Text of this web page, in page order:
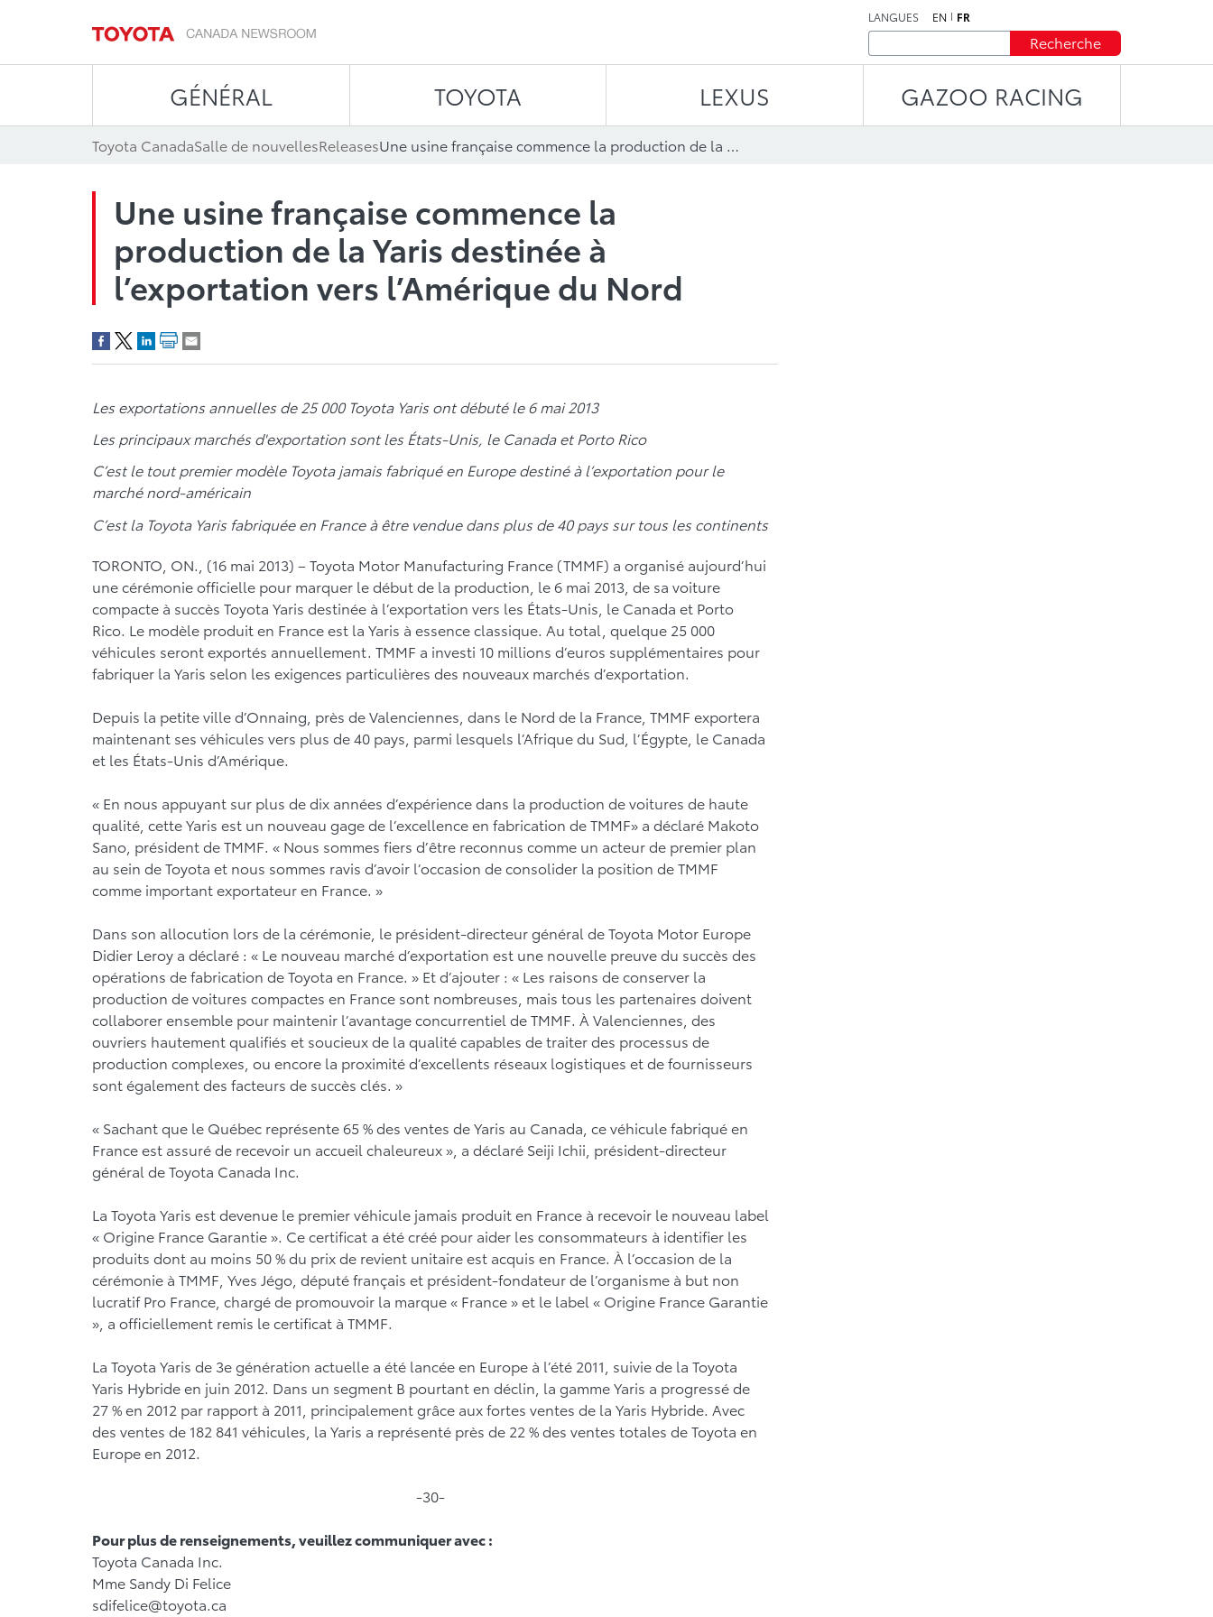
LANGUES EN FR
Recherche
GÉNÉRAL TOYOTA LEXUS GAZOO RACING
Toyota CanadaSalle de nouvellesReleases Une usine française commence la production de la Yaris destinée à l’exportation vers l’Amérique du Nord
Une usine française commence la
production de la Yaris destinée à
l’exportation vers l’Amérique du Nord
Les exportations annuelles de 25 000 Toyota Yaris ont débuté le 6 mai 2013
Les principaux marchés d'exportation sont les États-Unis, le Canada et Porto Rico
C’est le tout premier modèle Toyota jamais fabriqué en Europe destiné à l’exportation pour le
marché nord-américain
C’est la Toyota Yaris fabriquée en France à être vendue dans plus de 40 pays sur tous les continents
TORONTO, ON., (16 mai 2013) – Toyota Motor Manufacturing France (TMMF) a organisé aujourd’hui
une cérémonie officielle pour marquer le début de la production, le 6 mai 2013, de sa voiture
compacte à succès Toyota Yaris destinée à l’exportation vers les États-Unis, le Canada et Porto
Rico. Le modèle produit en France est la Yaris à essence classique. Au total, quelque 25 000
véhicules seront exportés annuellement. TMMF a investi 10 millions d’euros supplémentaires pour
fabriquer la Yaris selon les exigences particulières des nouveaux marchés d’exportation.
Depuis la petite ville d’Onnaing, près de Valenciennes, dans le Nord de la France, TMMF exportera
maintenant ses véhicules vers plus de 40 pays, parmi lesquels l’Afrique du Sud, l’Égypte, le Canada
et les États-Unis d’Amérique.
« En nous appuyant sur plus de dix années d’expérience dans la production de voitures de haute
qualité, cette Yaris est un nouveau gage de l’excellence en fabrication de TMMF» a déclaré Makoto
Sano, président de TMMF. « Nous sommes fiers d’être reconnus comme un acteur de premier plan
au sein de Toyota et nous sommes ravis d’avoir l’occasion de consolider la position de TMMF
comme important exportateur en France. »
Dans son allocution lors de la cérémonie, le président-directeur général de Toyota Motor Europe
Didier Leroy a déclaré : « Le nouveau marché d’exportation est une nouvelle preuve du succès des
opérations de fabrication de Toyota en France. » Et d’ajouter : « Les raisons de conserver la
production de voitures compactes en France sont nombreuses, mais tous les partenaires doivent
collaborer ensemble pour maintenir l’avantage concurrentiel de TMMF. À Valenciennes, des
ouvriers hautement qualifiés et soucieux de la qualité capables de traiter des processus de
production complexes, ou encore la proximité d’excellents réseaux logistiques et de fournisseurs
sont également des facteurs de succès clés. »
« Sachant que le Québec représente 65 % des ventes de Yaris au Canada, ce véhicule fabriqué en
France est assuré de recevoir un accueil chaleureux », a déclaré Seiji Ichii, président-directeur
général de Toyota Canada Inc.
La Toyota Yaris est devenue le premier véhicule jamais produit en France à recevoir le nouveau label
« Origine France Garantie ». Ce certificat a été créé pour aider les consommateurs à identifier les
produits dont au moins 50 % du prix de revient unitaire est acquis en France. À l’occasion de la
cérémonie à TMMF, Yves Jégo, député français et président-fondateur de l’organisme à but non
lucratif Pro France, chargé de promouvoir la marque « France » et le label « Origine France Garantie
», a officiellement remis le certificat à TMMF.
La Toyota Yaris de 3e génération actuelle a été lancée en Europe à l’été 2011, suivie de la Toyota
Yaris Hybride en juin 2012. Dans un segment B pourtant en déclin, la gamme Yaris a progressé de
27 % en 2012 par rapport à 2011, principalement grâce aux fortes ventes de la Yaris Hybride. Avec
des ventes de 182 841 véhicules, la Yaris a représenté près de 22 % des ventes totales de Toyota en
Europe en 2012.
-30-
Pour plus de renseignements, veuillez communiquer avec :
Toyota Canada Inc.
Mme Sandy Di Felice
sdifelice@toyota.ca